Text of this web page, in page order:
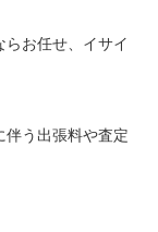
お任せ、イサイ
伴う出張料や査定